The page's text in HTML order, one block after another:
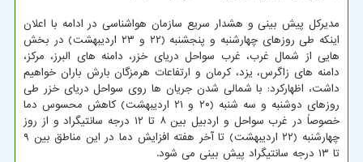
مدیرکل پیش بینی و هشدار سریع سازمان هواشناسی در ادامه با اعلان
اینکه طی روزهای چهارشنبه و پنجشنبه (۲۲ و ۲۳ اردیبهشت) در بخش
هایی از شمال غرب، غرب سواحل دریای خزر، دامنه های البرز، مرکز،
دامنه های زاگرس، یزد، کرمان و ارتفاعات هرمزگان بارش باران خواهیم
داشت، اظهارکرد: با شمالی شدن جریان ها روی سواحل دریای خزر طی
روزهای دوشنبه و سه شنبه (۲۰ و ۲۱ اردیبهشت) کاهش محسوس دما
خصوصاً در غرب سواحل و اردبیل بین ۸ تا ۱۲ درجه سانتیگراد و از روز
چهارشنبه (۲۲ اردیبهشت) تا آخر هفته افزایش دما در این مناطق بین ۹
تا ۱۳ درجه سانتیگراد پیش بینی می شود.